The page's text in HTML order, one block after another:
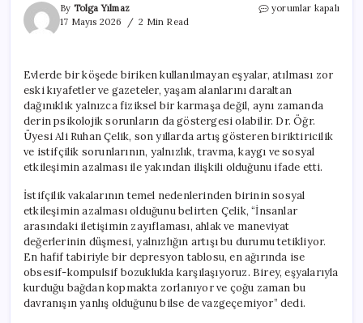
By Tolga Yılmaz
17 Mayıs 2026
2 Min Read
Eşyalarla
ve
Kaygının
Gizli
Yüzü
için
yorumlar kapalı
Evlerde bir köşede biriken kullanılmayan eşyalar, atılması zor
eski kıyafetler ve gazeteler, yaşam alanlarını daraltan
dağınıklık yalnızca fiziksel bir karmaşa değil, aynı zamanda
derin psikolojik sorunların da göstergesi olabilir. Dr. Öğr.
Üyesi Ali Ruhan Çelik, son yıllarda artış gösteren biriktiricilik
ve istifçilik sorunlarının, yalnızlık, travma, kaygı ve sosyal
etkileşimin azalması ile yakından ilişkili olduğunu ifade etti.
İstifçilik vakalarının temel nedenlerinden birinin sosyal
etkileşimin azalması olduğunu belirten Çelik, “İnsanlar
arasındaki iletişimin zayıflaması, ahlak ve maneviyat
değerlerinin düşmesi, yalnızlığın artışı bu durumu tetikliyor.
En hafif tabiriyle bir depresyon tablosu, en ağırında ise
obsesif-kompulsif bozuklukla karşılaşıyoruz. Birey, eşyalarıyla
kurduğu bağdan kopmakta zorlanıyor ve çoğu zaman bu
davranışın yanlış olduğunu bilse de vazgeçemiyor” dedi.